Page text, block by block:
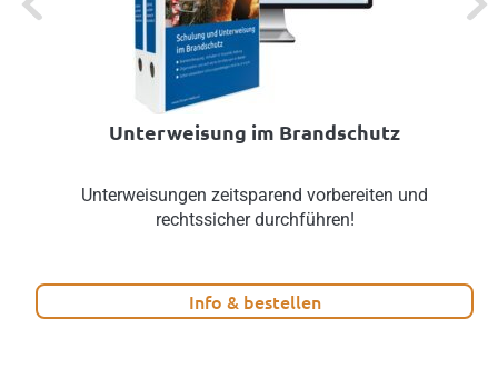
Unterweisung im Brandschutz
Unterweisungen zeitsparend vorbereiten und
rechtssicher durchführen!
Info & bestellen